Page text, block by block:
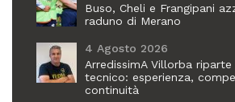
Buso, Cheli e Frangipani
raduno di Merano
4 Agosto 2026
ArredissimA Villorba
tecnico: esperienza,
continuità